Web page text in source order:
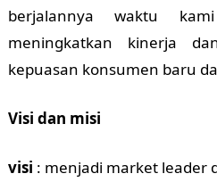
berjalannya waktu
meningkatkan kinerja
kepuasan konsumen baru
Visi dan misi
visi : menjadi market leader